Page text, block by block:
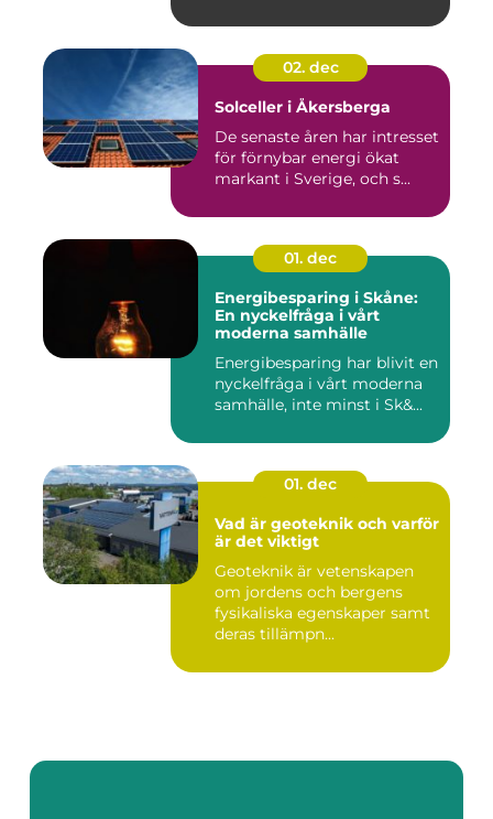
02. dec
Solceller i Åkersberga
De senaste åren har intresset
för förnybar energi ökat
markant i Sverige, och s...
01. dec
Energibesparing i Skåne:
En nyckelfråga i vårt
moderna samhälle
Energibesparing har blivit en
nyckelfråga i vårt moderna
samhälle, inte minst i Sk&...
01. dec
Vad är geoteknik och varför
är det viktigt
Geoteknik är vetenskapen
om jordens och bergens
fysikaliska egenskaper samt
deras tillämpn...